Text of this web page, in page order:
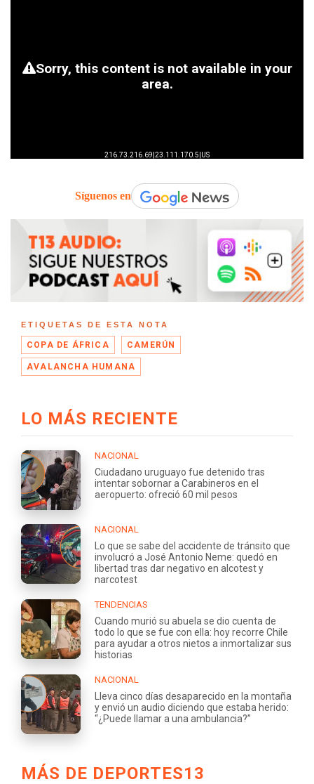
Síguenos en
ETIQUETAS DE ESTA NOTA
COPA DE ÁFRICA CAMERÚN
AVALANCHA HUMANA
LO MÁS RECIENTE
NACIONAL
Ciudadano uruguayo fue detenido tras
intentar sobornar a Carabineros en el
aeropuerto: ofreció 60 mil pesos
NACIONAL
Lo que se sabe del accidente de tránsito que
involucró a José Antonio Neme: quedó en
libertad tras dar negativo en alcotest y
narcotest
TENDENCIAS
Cuando murió su abuela se dio cuenta de
todo lo que se fue con ella: hoy recorre Chile
para ayudar a otros nietos a inmortalizar sus
historias
NACIONAL
Lleva cinco días desaparecido en la montaña
y envió un audio diciendo que estaba herido:
“¿Puede llamar a una ambulancia?”
MÁS DE DEPORTES13